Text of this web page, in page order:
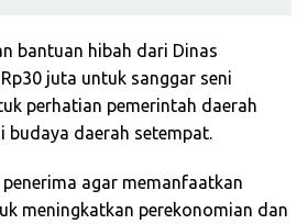
bantuan hibah dari Dinas
juta untuk sanggar seni
perhatian pemerintah daerah
budaya daerah setempat.
agar memanfaatkan
meningkatkan perekonomian dan